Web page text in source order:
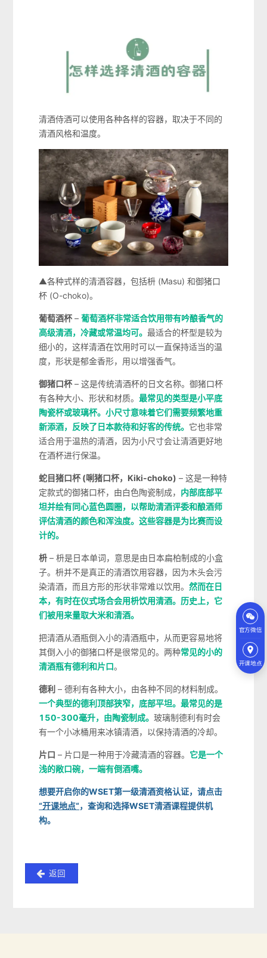
清酒侍酒可以使用各种各样的容器，取决于不同的
清酒风格和温度。
▲各种式样的清酒容器，包括枡 (Masu) 和御猪口
杯 (O-choko)。
葡萄酒杯 –葡萄酒杯非常适合饮用带有吟酿香气的
高级清酒，冷藏或常温均可。最适合的杯型是较为
细小的，这样清酒在饮用时可以一直保持适当的温
度，形状是郁金香形，用以增强香气。
御猪口杯 – 这是传统清酒杯的日文名称。御猪口杯
有各种大小、形状和材质。最常见的类型是小平底
陶瓷杯或玻璃杯。小尺寸意味着它们需要频繁地重
新添酒，反映了日本款待和好客的传统。 它也非常
适合用于温热的清酒，因为小尺寸会让清酒更好地
在酒杯进行保温。
蛇目猪口杯 (唎猪口杯，Kiki-choko) – 这是一种特
定款式的御猪口杯，由白色陶瓷制成， 内部底部平
坦并绘有同心蓝色圆圈，以帮助清酒评委和酿酒师
评估清酒的颜色和浑浊度。这些容器是为比赛而设
计的。
枡 – 枡是日本单词，意思是由日本扁柏制成的小盒
子。枡并不是真正的清酒饮用容器，因为木头会污
染清酒，而且方形的形状非常难以饮用。然而在日
本，有时在仪式场合会用枡饮用清酒。历史上，它
们被用来量取大米和清酒。
把清酒从酒瓶倒入小的清酒瓶中，从而更容易地将
其倒入小的御猪口杯是很常见的。两种常见的小的
清酒瓶有德利和片口。
德利 – 德利有各种大小，由各种不同的材料制成。
一个典型的德利顶部狭窄，底部平坦。最常见的是
150-300毫升，由陶瓷制成。玻璃制德利有时会
有一个小冰桶用来冰镇清酒，以保持清酒的冷却。
片口 – 片口是一种用于冷藏清酒的容器。 它是一个
浅的敞口碗，一端有倒酒嘴。
想要开启你的WSET第一级清酒资格认证，请点击
“开课地点“，查询和选择WSET清酒课程提供机
构。
返回
官方微信
开课地点